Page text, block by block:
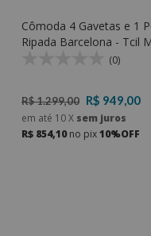
Cômoda 4 Gavetas e 1
(0)
R$ 1.299,00 R$ 949,00
em até 10X sem juros
R$ 854,10no pix10%OFF